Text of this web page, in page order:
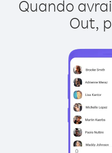
Quando
Out,